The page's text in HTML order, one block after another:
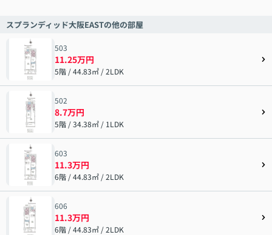
スプランディッド大阪EASTの他の部屋
503
11.25万円
5階 / 44.83㎡ / 2LDK
502
8.7万円
5階 / 34.38㎡ / 1LDK
603
11.3万円
6階 / 44.83㎡ / 2LDK
606
11.3万円
6階 / 44.83㎡ / 2LDK